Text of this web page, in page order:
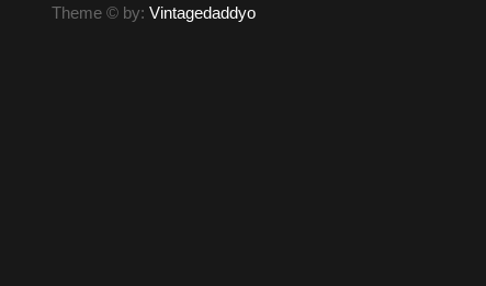
Theme © by:Vintagedaddyo